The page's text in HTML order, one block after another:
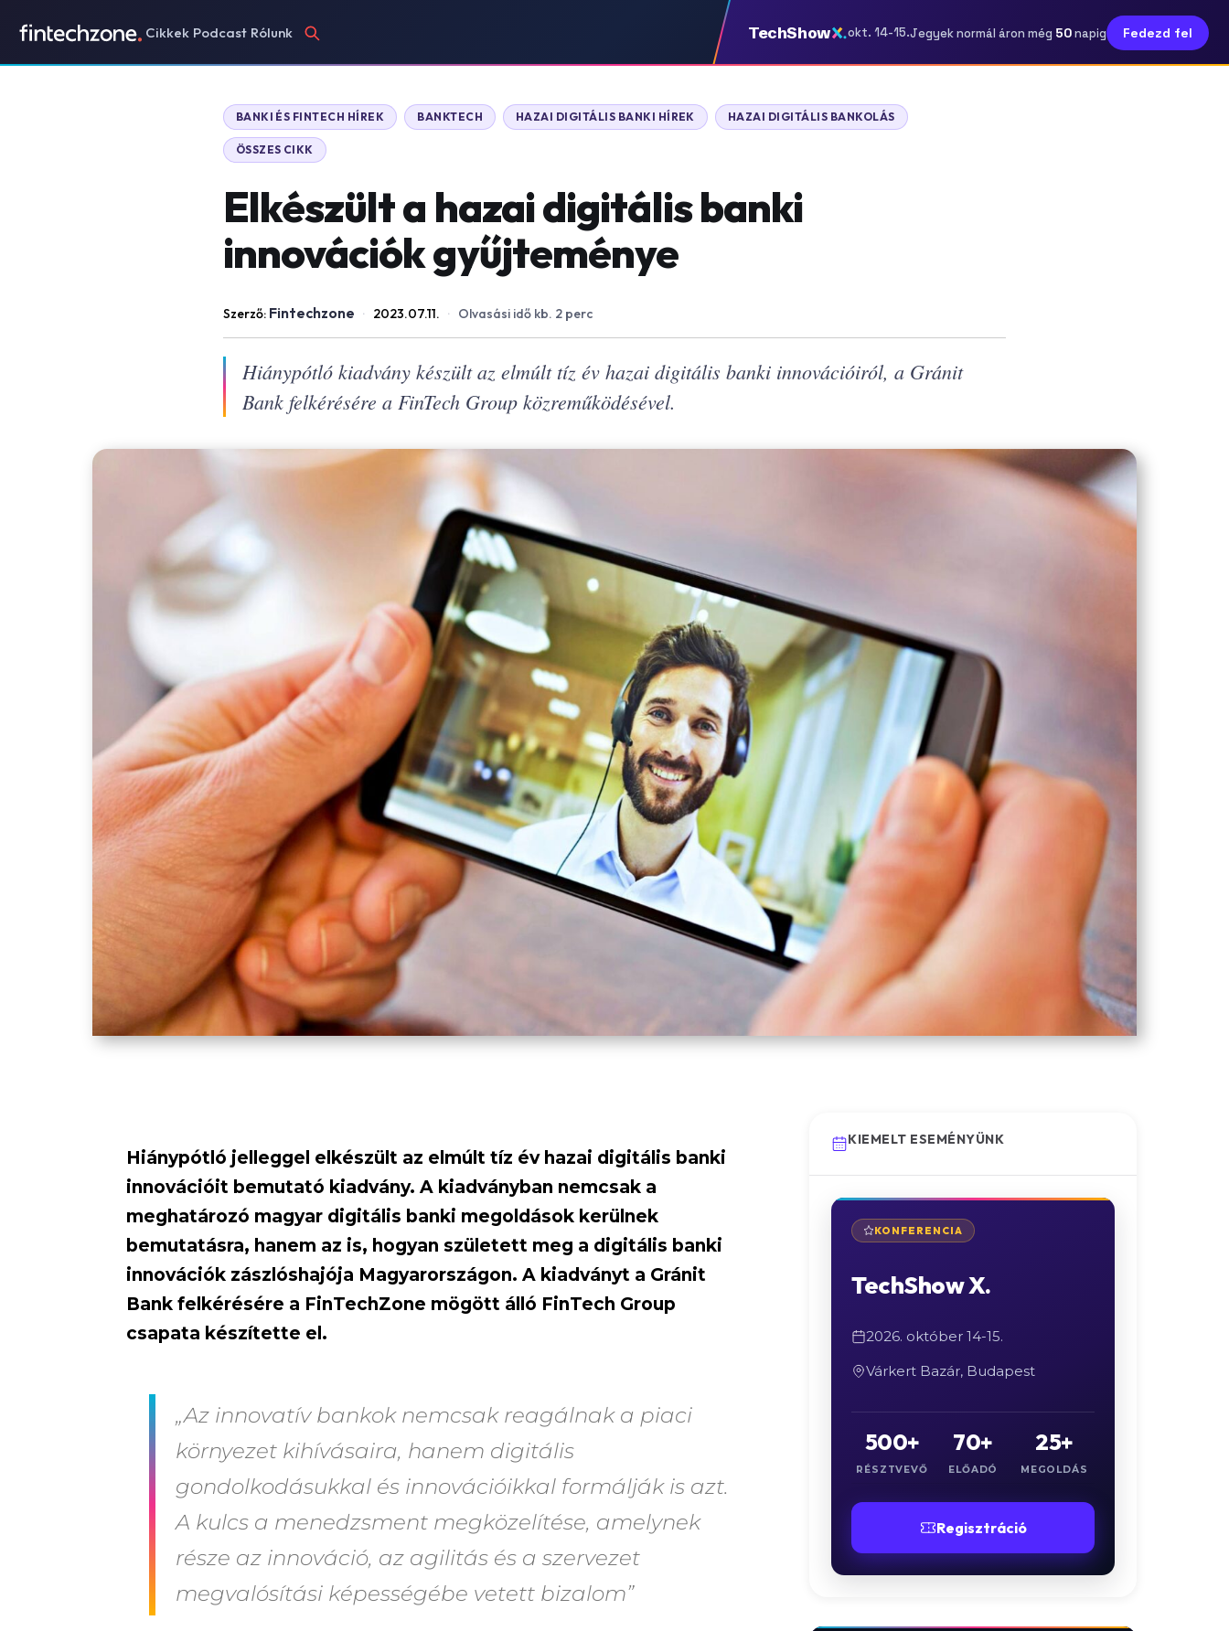
Cikkek Podcast Rólunk TechShow okt. 14-15.Jegyek normál áron még 50napig Fedezd fel
BANKI ÉS FINTECH HÍREK BANKTECH HAZAI DIGITÁLIS BANKI HÍREK HAZAI DIGITÁLIS BANKOLÁS
ÖSSZES CIKK
Elkészült a hazai digitális banki
innovációk gyűjteménye
Szerző: Fintechzone · 2023.07.11. · Olvasási idő kb. 2 perc
Hiánypótló kiadvány készült az elmúlt tíz év hazai digitális banki innovációiról, a Gránit
Bank felkérésére a FinTech Group közreműködésével.
Hiánypótló jelleggel elkészült az elmúlt tíz év hazai digitális banki
innovációit bemutató kiadvány. A kiadványban nemcsak a
meghatározó magyar digitális banki megoldások kerülnek
bemutatásra, hanem az is, hogyan született meg a digitális banki
innovációk zászlóshajója Magyarországon. A kiadványt a Gránit
Bank felkérésére a FinTechZone mögött álló FinTech Group
csapata készítette el.
„Az innovatív bankok nemcsak reagálnak a piaci
környezet kihívásaira, hanem digitális
gondolkodásukkal és innovációikkal formálják is azt.
A kulcs a menedzsment megközelítése, amelynek
része az innováció, az agilitás és a szervezet
megvalósítási képességébe vetett bizalom”
KIEMELT ESEMÉNYÜNK
KONFERENCIA
TechShow X.
2026. október 14-15.
Várkert Bazár, Budapest
500+
RÉSZTVEVŐ
70+
ELŐADÓ
25+
MEGOLDÁS
Regisztráció